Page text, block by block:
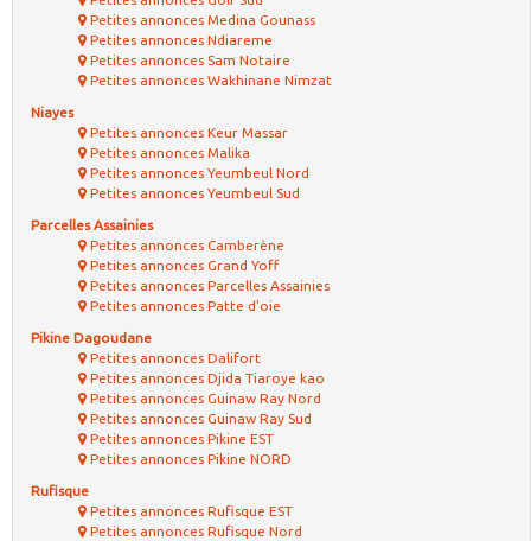
Petites annonces Medina Gounass
Petites annonces Ndiareme
Petites annonces Sam Notaire
Petites annonces Wakhinane Nimzat
Niayes
Petites annonces Keur Massar
Petites annonces Malika
Petites annonces Yeumbeul Nord
Petites annonces Yeumbeul Sud
Parcelles Assainies
Petites annonces Camberène
Petites annonces Grand Yoff
Petites annonces Parcelles Assainies
Petites annonces Patte d'oie
Pikine Dagoudane
Petites annonces Dalifort
Petites annonces Djida Tiaroye kao
Petites annonces Guinaw Ray Nord
Petites annonces Guinaw Ray Sud
Petites annonces Pikine EST
Petites annonces Pikine NORD
Rufisque
Petites annonces Rufisque EST
Petites annonces Rufisque Nord